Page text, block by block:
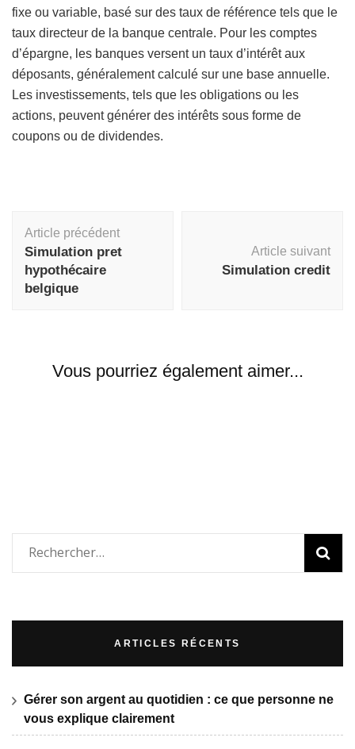
fixe ou variable, basé sur des taux de référence tels que le
taux directeur de la banque centrale. Pour les comptes
d’épargne, les banques versent un taux d’intérêt aux
déposants, généralement calculé sur une base annuelle.
Les investissements, tels que les obligations ou les
actions, peuvent générer des intérêts sous forme de
coupons ou de dividendes.
d'article
Article précédent
Simulation pret
hypothécaire
belgique
Article suivant
Simulation credit
Vous pourriez également aimer...
Rechercher :
ARTICLES RÉCENTS
Gérer son argent au quotidien : ce que personne ne
vous explique clairement